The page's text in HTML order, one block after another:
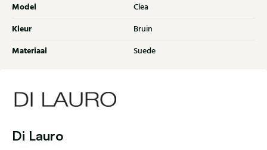
Model Clea
Kleur Bruin
Materiaal Suede
Di Lauro